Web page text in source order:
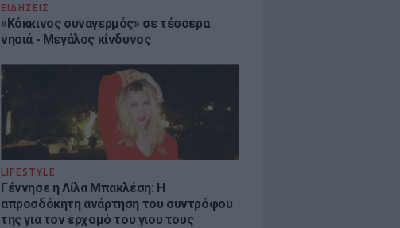
ΕΙΔΗΣΕΙΣ
«Κόκκινος συναγερμός» σε τέσσερα
νησιά - Μεγάλος κίνδυνος
LIFESTYLE
Γέννησε η Λίλα Μπακλέση: Η
απροσδόκητη ανάρτηση του συντρόφου
της για τον ερχομό του γιου τους